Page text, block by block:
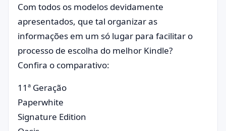
Com todos os modelos devidamente
apresentados, que tal organizar as
informações em um só lugar para facilitar o
processo de escolha do melhor Kindle?
Confira o comparativo:
11ª Geração
Paperwhite
Signature Edition